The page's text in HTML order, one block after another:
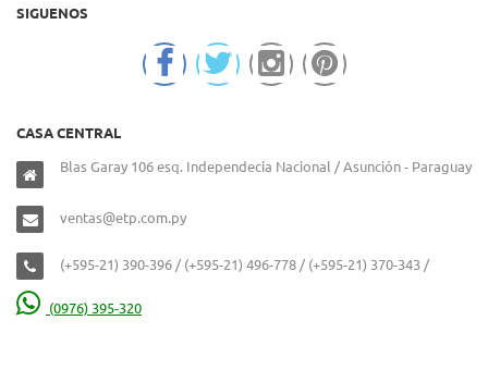
SIGUENOS
CASA CENTRAL
Blas Garay 106 esq. Independecia Nacional / Asunción - Paraguay
ventas@etp.com.py
(+595-21) 390-396 / (+595-21) 496-778 / (+595-21) 370-343 /
(0976) 395-320